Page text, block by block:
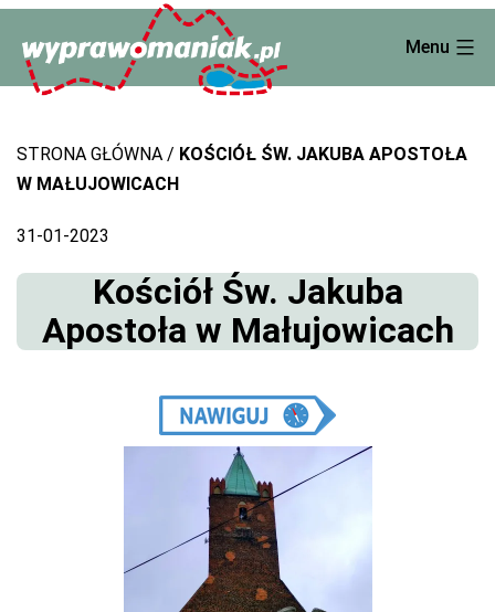
content
Menu
STRONA GŁÓWNA
KOŚCIÓŁ ŚW. JAKUBA APOSTOŁA
W MAŁUJOWICACH
31-01-2023
Kościół Św. Jakuba
Apostoła w Małujowicach